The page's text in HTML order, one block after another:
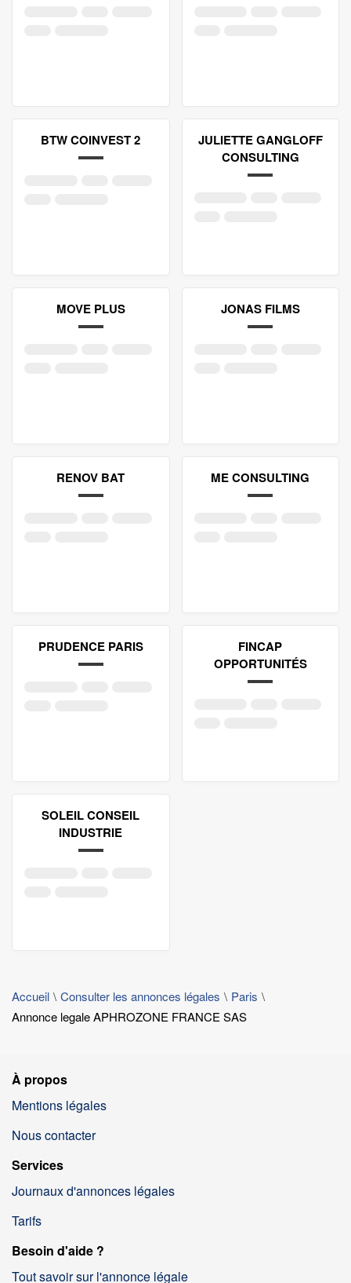
BTW COINVEST 2
JULIETTE GANGLOFF
CONSULTING
MOVE PLUS JONAS FILMS
RENOV BAT ME CONSULTING
PRUDENCE PARIS
FINCAP
OPPORTUNITÉS
SOLEIL CONSEIL
INDUSTRIE
Accueil Consulter les annonces légales
Paris
Annonce legale APHROZONE FRANCE SAS
À propos
Mentions légales
Nous contacter
Services
Journaux d'annonces légales
Tarifs
Besoin d'aide ?
Tout savoir sur l'annonce légale